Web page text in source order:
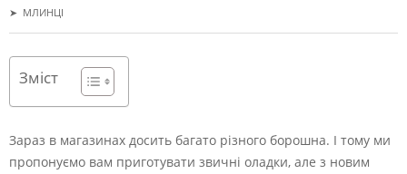
➤ МЛИНЦІ
Зміст
Зараз в магазинах досить багато різного борошна. І тому ми
пропонуємо вам приготувати звичні оладки, але з новим